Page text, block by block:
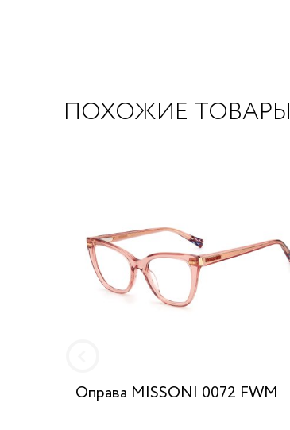
ПОХОЖИЕ ТОВАРЫ
Оправа MISSONI 0072 FWM